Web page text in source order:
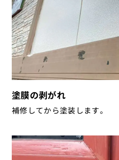
塗膜の剥がれ
補修してから塗装します。